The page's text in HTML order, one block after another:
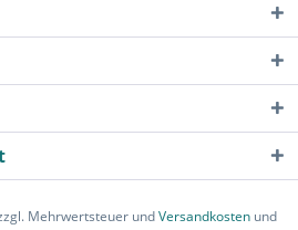
Mehrwertsteuer undVersandkostenund